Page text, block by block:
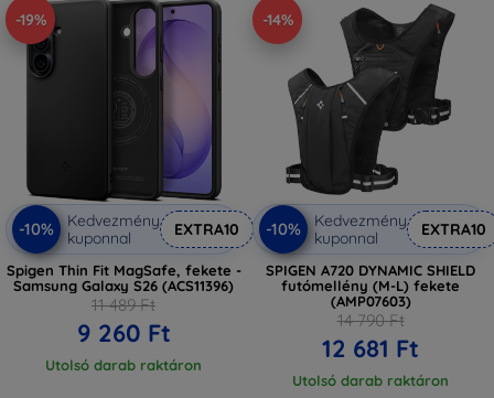
-19%
-10%
Kedvezmény
kuponnal
EXTRA10
Spigen Thin Fit MagSafe, fekete -
Samsung Galaxy S26 (ACS11396)
11 489 Ft
9 260 Ft
Utolsó darab raktáron
-14%
-10%
Kedvezmény
kuponnal
EXTRA10
SPIGEN A720 DYNAMIC SHIELD
futómellény (M-L) fekete
(AMP07603)
14 790 Ft
12 681 Ft
Utolsó darab raktáron